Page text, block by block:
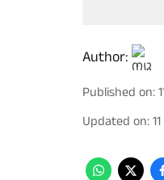
Author:
Published on:
Updated on: